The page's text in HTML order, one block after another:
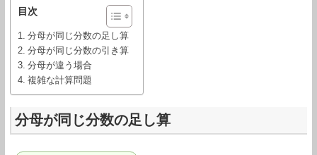
目次
分母が同じ分数の足し算
分母が同じ分数の引き算
分母が違う場合
複雑な計算問題
分母が同じ分数の足し算